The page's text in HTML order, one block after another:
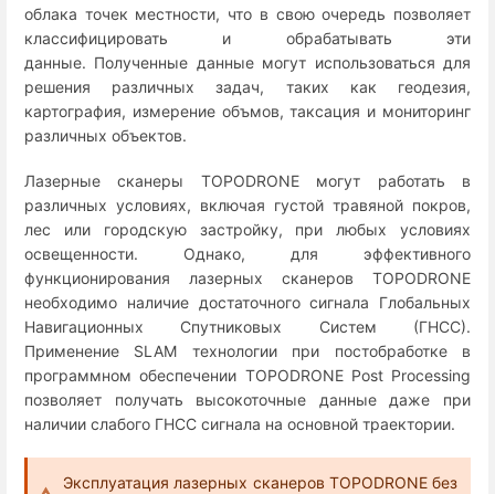
облака точек местности, что в свою очередь позволяет
классифицировать и обрабатывать эти
данные. Полученные данные могут использоваться для
решения различных задач, таких как геодезия,
картография, измерение объмов, таксация и мониторинг
различных объектов.
Лазерные сканеры TOPODRONE могут работать в
различных условиях, включая густой травяной покров,
лес или городскую застройку, при любых условиях
освещенности. Однако, для эффективного
функционирования лазерных сканеров TOPODRONE
необходимо наличие достаточного сигнала Глобальных
Навигационных Спутниковых Систем (ГНСС).
Применение SLAM технологии при постобработке в
программном обеспечении TOPODRONE Post Processing
позволяет получать высокоточные данные даже при
наличии слабого ГНСС сигнала на основной траектории.
Эксплуатация лазерных сканеров TOPODRONE без